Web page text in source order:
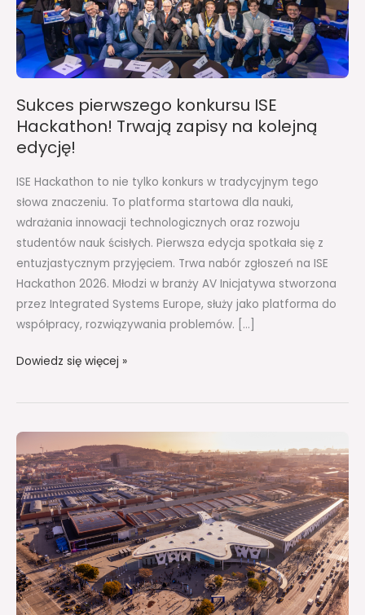
Sukces pierwszego konkursu ISE
Hackathon! Trwają zapisy na kolejną
edycję!
ISE Hackathon to nie tylko konkurs w tradycyjnym tego
słowa znaczeniu. To platforma startowa dla nauki,
wdrażania innowacji technologicznych oraz rozwoju
studentów nauk ścisłych. Pierwsza edycja spotkała się z
entuzjastycznym przyjęciem. Trwa nabór zgłoszeń na ISE
Hackathon 2026. Młodzi w branży AV Inicjatywa stworzona
przez Integrated Systems Europe, służy jako platforma do
współpracy, rozwiązywania problemów. […]
Trwają
zapisy
na
kolejną
edycję!
Dowiedz się więcej »
Optoma
na
targach
ISE
w
Barcelonie:
Innowacje
w
świecie